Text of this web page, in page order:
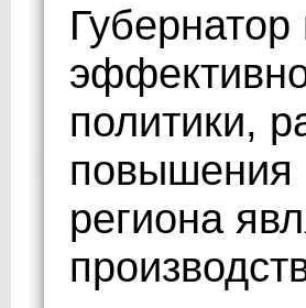
политики,
повышения
региона